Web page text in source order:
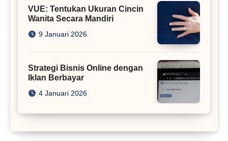
VUE: Tentukan Ukuran Cincin
Wanita Secara Mandiri
9 Januari 2026
Strategi Bisnis Online dengan
Iklan Berbayar
4 Januari 2026